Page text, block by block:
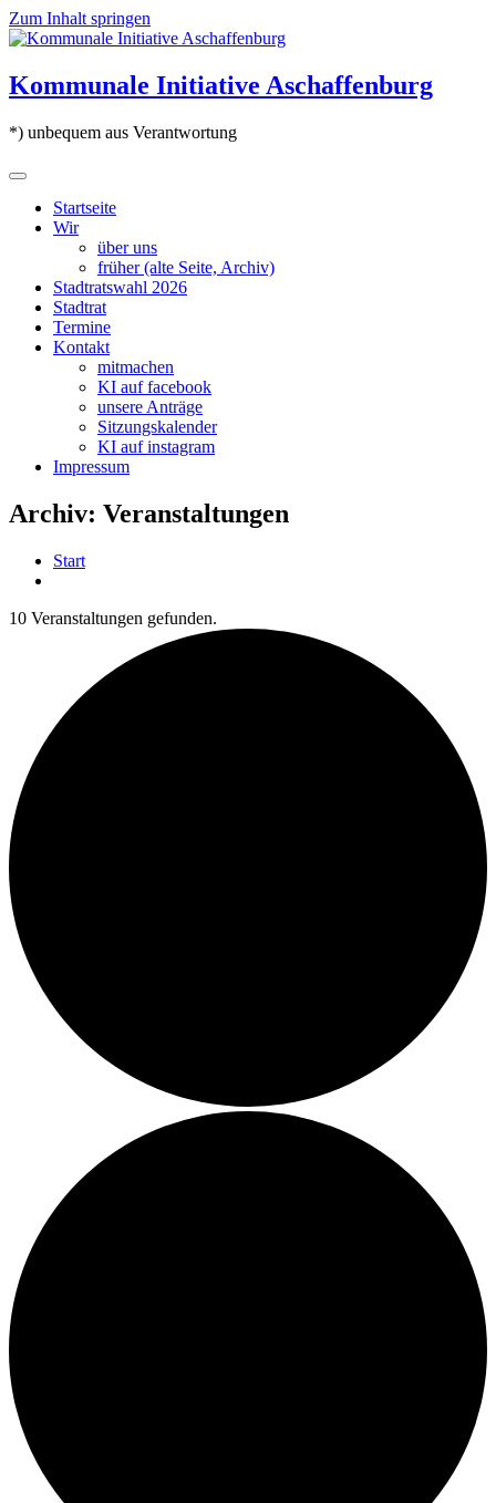
Zum Inhalt springen
Kommunale Initiative Aschaffenburg
*) unbequem aus Verantwortung
Startseite
Wir
über uns
früher (alte Seite, Archiv)
Stadtratswahl 2026
Stadtrat
Termine
Kontakt
mitmachen
KI auf facebook
unsere Anträge
Sitzungskalender
KI auf instagram
Impressum
Archiv: Veranstaltungen
Start
10 Veranstaltungen gefunden.